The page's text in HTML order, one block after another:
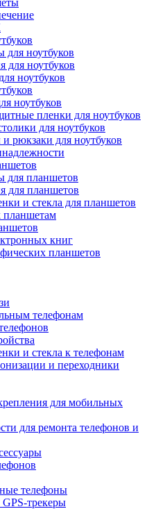
для ноутбуков
для ноутбуков
ноутбуков
ноутбуков
пленки для ноутбуков
для ноутбуков
рюкзаки для ноутбуков
для планшетов
для планшетов
и стекла для планшетов
планшетам
книг
планшетов
телефонам
и стекла к телефонам
и переходники
для мобильных
для ремонта телефонов и
телефоны
трекеры